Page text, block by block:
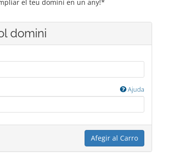
el teu domini en un any!*
domini
Ajuda
Afegir al Carro